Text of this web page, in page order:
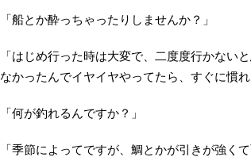
「船とか酔っちゃったりしませんか？」
「はじめ行った時は大変で、二度度行かない
なかったんでイヤイヤやってたら、すぐに慣れ
「何が釣れるんですか？」
「季節によってですが、鯛とかが引きが強くて